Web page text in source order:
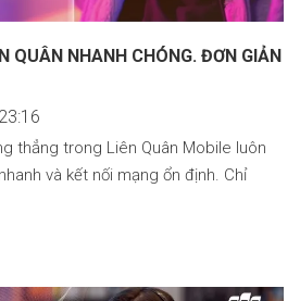
QUÂN NHANH CHÓNG. ĐƠN GIẢN
thẳng trong Liên Quân Mobile luôn
và kết nối mạng ổn định. Chỉ